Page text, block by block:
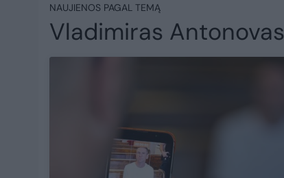
NAUJIENOS PAGAL TEMĄ
Vladimiras Antonovas